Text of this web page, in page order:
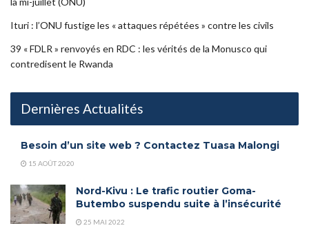
Ituri : l’ONU fustige les « attaques répétées » contre les civils
39 « FDLR » renvoyés en RDC : les vérités de la Monusco qui
contredisent le Rwanda
Dernières Actualités
Besoin d’un site web ? Contactez Tuasa Malongi
15 AOÛT 2020
Nord-Kivu : Le trafic routier Goma-
Butembo suspendu suite à l’insécurité
25 MAI 2022